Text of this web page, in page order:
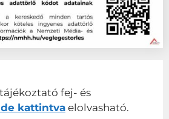
fej- és
kattintva elolvasható.